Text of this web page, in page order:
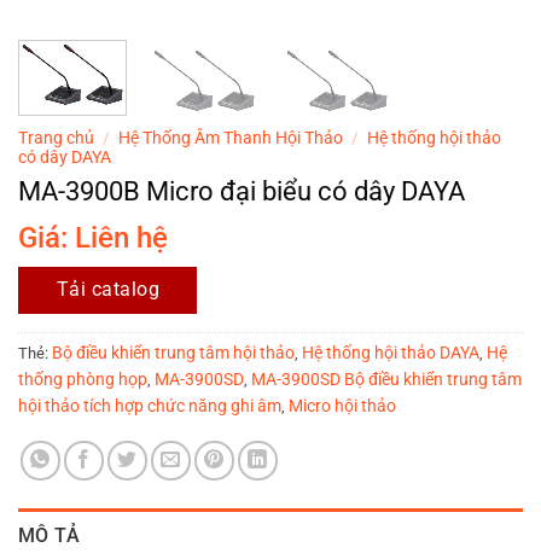
Trang chủ / Hệ Thống Âm Thanh Hội Thảo / Hệ thống hội thảo
có dây DAYA
MA-3900B Micro đại biểu có dây DAYA
Giá: Liên hệ
Tải catalog
Thẻ: Bộ điều khiển trung tâm hội thảo, Hệ thống hội thảo DAYA, Hệ
thống phòng họp, MA-3900SD, MA-3900SD Bộ điều khiển trung tâm
hội thảo tích hợp chức năng ghi âm, Micro hội thảo
MÔ TẢ